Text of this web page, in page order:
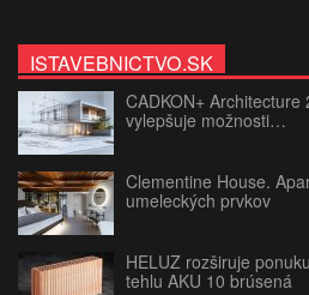
ISTAVEBNICTVO.SK
CADKON+
vylepšuje možnosti…
Clementine House.
umeleckých prvkov
HELUZ rozširuje
tehlu AKU 10 brúsená